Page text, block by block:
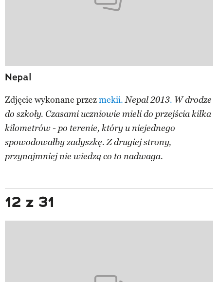
Nepal
Zdjęcie wykonane przezmekii.Nepal 2013. W drodze
do szkoły. Czasami uczniowie mieli do przejścia kilka
kilometrów - po terenie, który u niejednego
spowodowałby zadyszkę. Z drugiej strony,
przynajmniej nie wiedzą co to nadwaga.
12 z 31